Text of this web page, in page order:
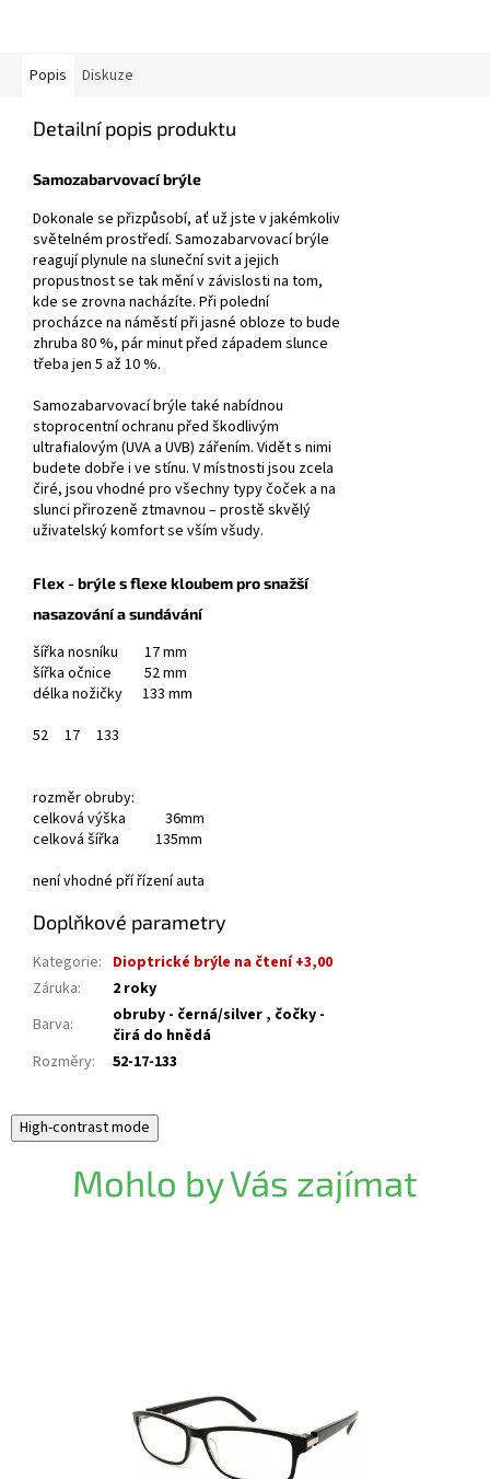
Popis Diskuze
Detailní popis produktu
Samozabarvovací brýle
Dokonale se přizpůsobí, ať už jste v jakémkoliv
světelném prostředí. Samozabarvovací brýle
reagují plynule na sluneční svit a jejich
propustnost se tak mění v závislosti na tom,
kde se zrovna nacházíte. Při polední
procházce na náměstí při jasné obloze to bude
zhruba 80 %, pár minut před západem slunce
třeba jen 5 až 10 %.
Samozabarvovací brýle také nabídnou
stoprocentní ochranu před škodlivým
ultrafialovým (UVA a UVB) zářením. Vidět s nimi
budete dobře i ve stínu. V místnosti jsou zcela
čiré, jsou vhodné pro všechny typy čoček a na
slunci přirozeně ztmavnou – prostě skvělý
uživatelský komfort se vším všudy.
Flex - brýle s flexe kloubem pro snažší
nasazování a sundávání
šířka nosníku 17 mm
šířka očnice 52 mm
délka nožičky 133 mm
52
17 133
rozměr obruby:
celková výška 36mm
celková šířka 135mm
není vhodné pří řízení auta
Doplňkové parametry
Kategorie: Dioptrické brýle na čtení +3,00
Záruka:
2 roky
Barva:
obruby - černá/silver , čočky -
čirá do hnědá
Rozměry: 52-17-133
High-contrast mode
Mohlo by Vás zajímat